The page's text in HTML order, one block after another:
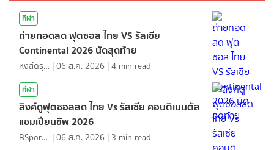
กีฬา
ถ่ายทอดสด ฟุตซอล ไทย VS รัสเซีย
Continental 2026 นัดสุดท้าย
หงส์ดรุณ |06 ส.ค. 2026 |4 min read
กีฬา
ลิงค์ดูฟุตซอลสด ไทย Vs รัสเซีย คอนติเนนตัล
แชมเปียนชิพ 2026
BSports8 |06 ส.ค. 2026 | 3 min read